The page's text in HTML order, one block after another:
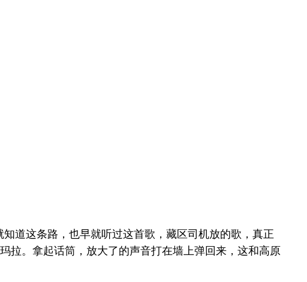
道这条路，也早就听过这首歌，藏区司机放的歌，真正
拉。拿起话筒，放大了的声音打在墙上弹回来，这和高原